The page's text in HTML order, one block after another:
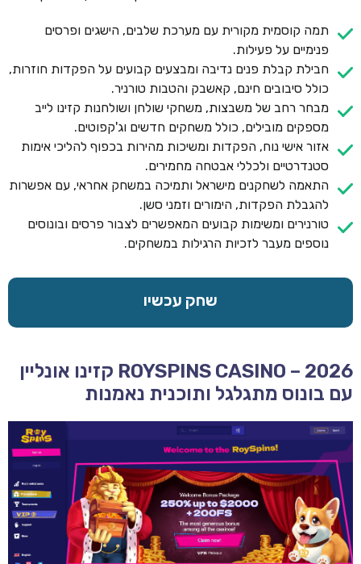
תמה קוסמית מקורית עם מערכת שלבים, הישגים ופרסים
פנימיים על פעילות.
חבילת קבלת פנים נדיבה ומבצעים קבועים על הפקדות חוזרות,
כולל סיבובים חינם, קאשבק והטבות טורניר.
מבחר רחב של משבצות, משחקי שולחן ושולחנות קזינו לייב
מספקים מובילים, כולל משחקים חדשים וג'קפוטים.
אזור אישי נוח, הפקדות ומשיכות מהירות בכפוף להליכי אימות
סטנדרטיים ולכללי אבטחה מחמירים.
התאמה לשחקנים מישראל ותמיכה במשחק אחראי, עם אפשרות
להגבלת הפקדות, הימורים וזמני סשן.
טורנירים ומשימות קבועים המאפשרים לצבור פרסים ובונוסים
נוספים מעבר לזכיות הרגילות במשחקים.
שחק עכשיו
ROYSPINS CASINO – 2026 קזינו אונליין
עם בונוס מתגלגל ותוכנית נאמנות